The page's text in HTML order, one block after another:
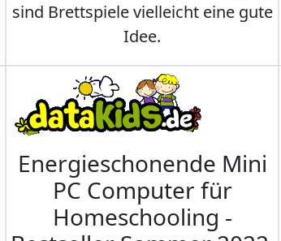
sind Brettspiele vielleicht eine gute
Idee.
Energieschonende Mini
PC Computer für
Homeschooling -